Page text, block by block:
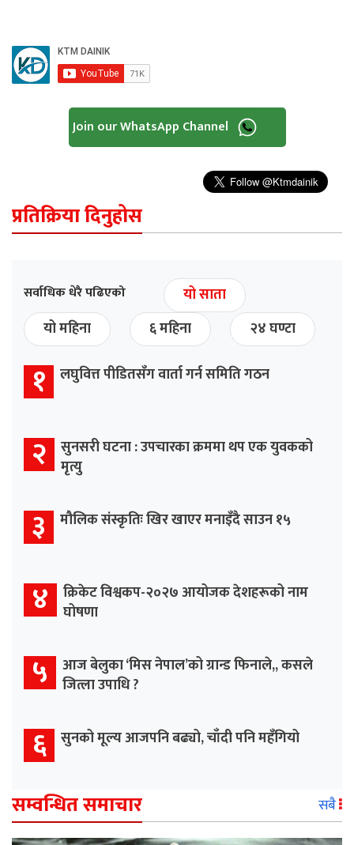
Join our WhatsApp Channel
प्रतिक्रिया दिनुहोस
सर्वाधिक धेरै पढिएको
यो साता
यो महिना
६ महिना २४ घण्टा
१ लघुवित्त पीडितसँग वार्ता गर्न समिति गठन
२ सुनसरी घटना : उपचारका क्रममा थप एक युवकको
मृत्यु
३ मौलिक संस्कृतिः खिर खाएर मनाइँदै साउन १५
४ क्रिकेट विश्वकप-२०२७ आयोजक देशहरूको नाम
घोषणा
५ आज बेलुका ‘मिस नेपाल’को ग्रान्ड फिनाले,, कसले
जित्ला उपाधि ?
६ सुनको मूल्य आजपनि बढ्यो, चाँदी पनि महँगियो
सम्वन्धित समाचार सबै